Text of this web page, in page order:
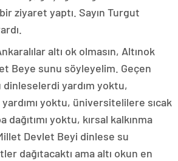
ziyaret yaptı. Sayın Turgut
altı ok olmasın, Altınok
Beye sunu söyleyelim. Geçen
yardım yoktu,
yoktu, üniversitelilere sıcak
yoktu, kırsal kalkınma
Devlet Beyi dinlese su
dağıtacaktı ama altı okun en